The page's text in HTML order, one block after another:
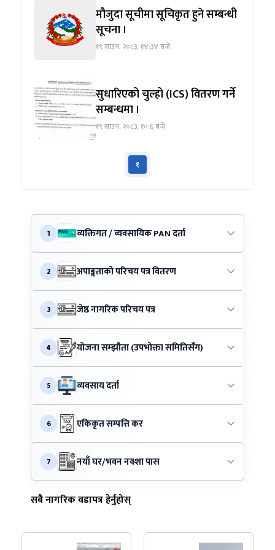
मौजुदा सूचीमा सूचिकृत हुने सम्बन्धी
सूचना ।
१९ साउन, २०८३, १४:३४ बजे
सुधारिएको चुल्हो (ICS) वितरण गर्ने
सम्बन्धमा ।
१९ साउन, २०८३, १०:६ बजे
१
1 व्यक्तिगत / व्यवसायिक PAN दर्ता
2 अपाङ्गताको परिचय पत्र वितरण
3 जेष्ठ नागरिक परिचय पत्र
4 योजना सम्झौता (उपभोक्ता समितिसँग)
5 व्यवसाय दर्ता
6 एकिकृत सम्पत्ति कर
7 नयाँ घर/भवन नक्शा पास
सबै नागरिक वडापत्र हेर्नुहोस्